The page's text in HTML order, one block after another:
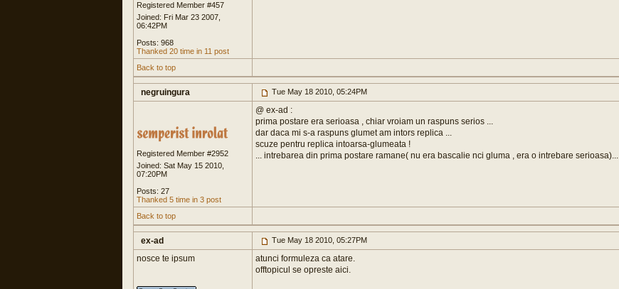
Registered Member #457
Joined: Fri Mar 23 2007,
06:42PM
Posts: 968
Thanked 20 time in 11 post
Back to top
negruingura Tue May 18 2010, 05:24PM
Registered Member #2952
Joined: Sat May 15 2010,
07:20PM
Posts: 27
Thanked 5 time in 3 post
@ ex-ad :
prima postare era serioasa , chiar vroiam un raspuns serios ...
dar daca mi s-a raspuns glumet am intors replica ...
scuze pentru replica intoarsa-glumeata !
... intrebarea din prima postare ramane( nu era bascalie nci gluma , era o intrebare serioasa)...
Back to top
ex-ad Tue May 18 2010, 05:27PM
nosce te ipsum
atunci formuleza ca atare.
offtopicul se opreste aici.